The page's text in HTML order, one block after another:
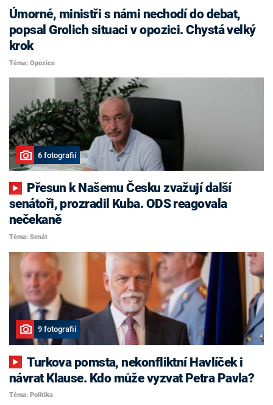
Úmorné, ministři s námi nechodí do debat,
popsal Grolich situaci v opozici. Chystá velký
krok
Téma: Opozice
6 fotografií
senátoři, prozradil Kuba. ODS reagovala
nečekaně
Téma: Senát
9 fotografií
Turkova pomsta, nekonfliktní Havlíček i
návrat Klause. Kdo může vyzvat Petra Pavla?
Téma: Politika